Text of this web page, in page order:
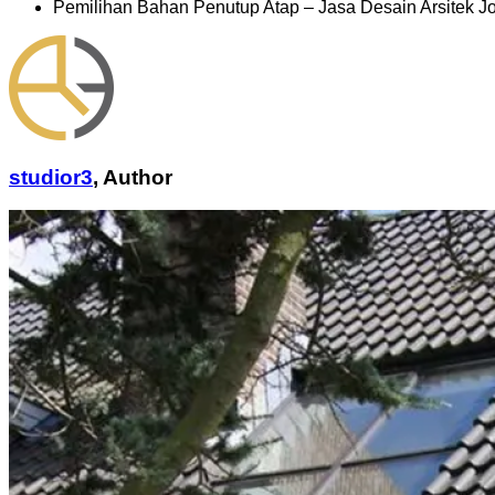
Pemilihan Bahan Penutup Atap – Jasa Desain Arsitek
studior3, Author